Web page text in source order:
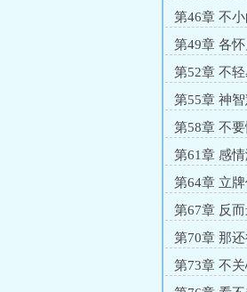
第46章 不
第49章 各
第52章 不
第55章 神
第58章 不
第61章 感
第64章 立牌
第67章 反
第70章 那
第73章 不